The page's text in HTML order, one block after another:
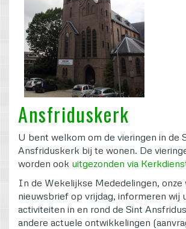
Ansfriduskerk
U bent welkom om de vieringen in de
Ansfriduskerk bij te wonen. De
worden ook uitgezonden via
In de Wekelijkse Mededelingen, onze
nieuwsbrief op vrijdag, informeren wij
activiteiten in en rond de Sint
andere actuele ontwikkelingen